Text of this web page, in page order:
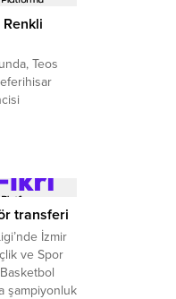
Teos
Teos
için
transferi
İzmir
ve Spor
şampiyonluk